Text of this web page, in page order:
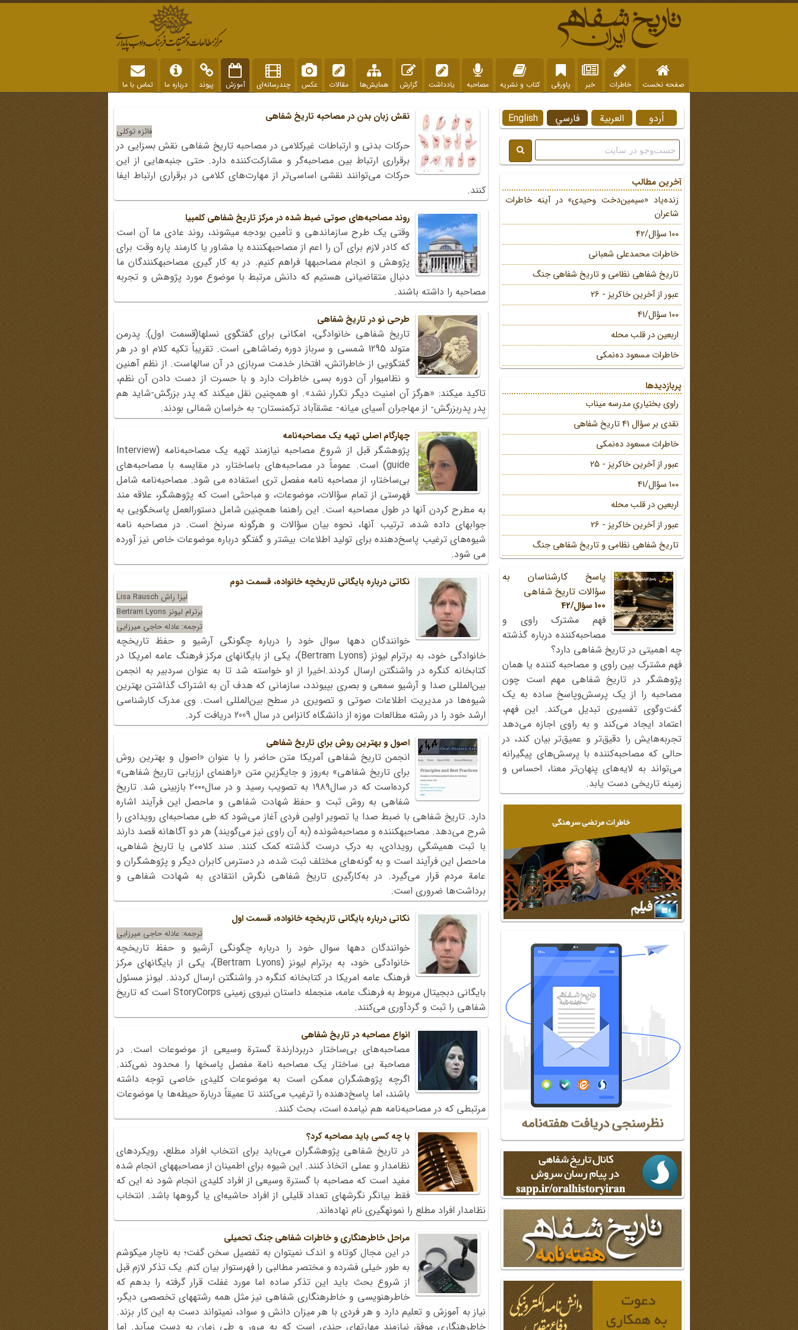
صفحه نخست خاطرات خبر پاورقی کتاب و نشریه مصاحبه یادداشت گزارش همایش‌ها مقالات عکس چندرسانه‌ای آموزش پیوند درباره ما تماس با ما
نقش زبان بدن در مصاحبه تاریخ شفاهی
فائزه توکلی
حرکات بدنی و ارتباطات غیرکلامی در مصاحبه تاریخ شفاهی نقش بسزایی در
برقراری ارتباط بین مصاحبه‌گر و مشارکت‌کننده دارد. حتی جنبه‌هایی از این
حرکات می‌توانند نقشی اساسی‌تر از مهارت‌های کلامی در برقراری ارتباط ایفا
کنند.
روند مصاحبه‏‌های صوتی ضبط شده در مرکز تاریخ شفاهی کلمبیا
وقتی یک طرح سازماندهی و تأمین بودجه می‏شوند، روند عادی ما آن است
که کادر لازم برای آن را اعم از مصاحبه‏کننده ‏یا مشاور یا کارمند پاره وقت برای
پژوهش و انجام مصاحبه‏ها فراهم کنیم. در به کار گیری مصاحبه‏کنندگان ما
دنبال متقاضیانی هستیم که دانش مرتبط با موضوع مورد پژوهش و تجربه
مصاحبه را داشته باشند.
طرحی نو در تاریخ شفاهی
تاریخ شفاهی خانوادگی، امکانی برای گفتگوی نسل‏ها(قسمت اول): پدرمن
متولد 1295 شمسی و سرباز دوره رضاشاهی است. تقریباً تکیه کلام او در هر
گفتگویی از خاطراتش، افتخار خدمت سربازی در آن سال‏هاست. از نظم آهنین
و نظامی‏وار آن دوره بسی خاطرات دارد و با حسرت از دست دادن آن نظم،
تاکید می‏کند: «هرگز آن امنیت دیگر تکرار نشد». او همچنین نقل می‏کند که پدر بزرگش-شاید هم
پدر پدربزرگش- از مهاجران آسیای میانه- عشق‏آباد ترکمنستان- به خراسان شمالی بودند.
چهارگام‌ اصلی‌ تهیه یک‌ مصاحبه‌نامه
پژوهشگر قبل‌ از شروع‌ مصاحبه‌ نیازمند تهیه‌ یک‌ مصاحبه‌نامه (Interview
guide) است. عموماً در مصاحبه‌های‌ باساختار، در مقایسه با‌ مصاحبه‌های
بی‌ساختار، از مصاحبه نامه مفصل تری استفاده می شود. مصاحبه‌نامه شامل
فهرستی‌ از تمام‌ سؤالات‌، موضوعات‌، و مباحثی‌ است‌ که‌ پژوهشگر، علاقه مند
به‌ مطرح کردن‌ آنها در طول‌ مصاحبه‌ است‌. این‌ راهنما همچنین‌ شامل‌ دستورالعمل‌ پاسخگویی‌ به‌
جواب‏های‌ داده‌ شده‌، ترتیب‌ آنها، نحوه‌ بیان‌ سؤالات و هرگونه‌ سرنخ‌ است‌. در مصاحبه نامه
شیوه‌های‌ ترغیب‌ پاسخ‌دهنده‌ برای‌ تولید اطلاعات‌ بیشتر و گفتگو درباره‌ موضوعات‌ خاص نیز آورده
می شود.
نکاتی درباره بایگانی تاریخچه خانواده، قسمت دوم
لیزا راش Lisa Rausch
برترام لیونز Bertram Lyons
ترجمه: عادله حاجی میرزایی
خوانندگان دهها سوال خود را درباره چگونگی آرشیو و حفظ تاریخچه
خانوادگی خود، به برترام لیونز (Bertram Lyons)، یکی از بایگانهای مرکز فرهنگ عامه امریکا در
کتابخانه کنگره در واشنگتن ارسال کردند.اخیرا از او خواسته شد تا به عنوان سردبیر به انجمن
بین‌المللی صدا و آرشیو سمعی و بصری بپیوندد، سازمانی که هدف آن به اشتراک ‌گذاشتن بهترین
شیوه‌ها در مدیریت اطلاعات صوتی و تصویری در سطح بین‌المللی است. وی مدرک کارشناسی
ارشد خود را در رشته مطالعات موزه از دانشگاه کانزاس در سال 2009 دریافت کرد.
اصول و بهترین روش برای تاریخ شفاهی‌
انجمن تاریخ شفاهی آمریکا متن حاضر را با عنوان «اصول و بهترین روش
برای تاریخ شفاهی» به‌روز و جایگزینِ متن «راهنمای ارزیابی تاریخ شفاهی»
کرده‌است که در سال۱۹۸۹ به تصویب رسید و در سال۲۰۰۰ بازبینی شد. تاریخ
شفاهی به روش ثبت و حفظ شهادت شفاهی و ماحصل این فرآیند اشاره
دارد. تاریخ شفاهی با ضبط صدا یا تصویر اولین فردی آغاز می‌شود که طی مصاحبه‌‌ای رویدادی را
شرح می‌دهد. مصاحبه‏کننده و مصاحبه‌شونده (به آن راوی نیز می‌گویند) هر دو آگاهانه قصد دارند
با ثبت همیشگیِ رویدادی، به درکِ درست گذشته کمک کنند. سند کلامی یا تاریخ شفاهی،
ماحصل این فرآیند است و به گونه‌های مختلف ثبت شده، در دسترس کابران دیگر و پژوهشگران و
عامة مردم قرار می‌‌گیرد. در به‌کارگیری تاریخ شفاهی نگرش انتقادی به شهادت شفاهی و
برداشت‌ها ضروری است.
نکاتی درباره بایگانی تاریخچه خانواده، قسمت اول
ترجمه: عادله حاجی میرزایی
خوانندگان دهها سوال خود را درباره چگونگی آرشیو و حفظ تاریخچه
خانوادگی خود، به برترام لیونز (Bertram Lyons)، یکی از بایگانهای مرکز
فرهنگ عامه امریکا در کتابخانه کنگره در واشنگتن ارسال کردند. لیونز مسئول
بایگانی دبجیتال مربوط به فرهنگ عامه، منجمله داستان نیروی زمینی StoryCorps است که تاریخ
شفاهی را ثبت و گردآوری می‌کنند.
انواع مصاحبه‌ در تاریخ شفاهی
مصاحبه‌های‌ بی‌ساختار دربردارندة‌ گسترة‌ وسیعی‌ از موضوعات‌ است.‌ در
مصاحبة بی ساختار یک‌ مصاحبه نامة‌ مفصل‌ پاسخها را محدود نمی‌کند.
اگرچه‌ پژوهشگران‌ ممکن‌ است‌ به‌ موضوعات‌ کلیدی‌ خاصی‌ توجه‌ داشته‌
باشند، اما پاسخ‌دهنده‌ را ترغیب‌ می‌کنند تا عمیقاً دربارة‌ حیطه‌ها یا موضوعات‌
مرتبطی که‌ در مصاحبه‌نامه هم نیامده‌ است، بحث‌ کنند.
با چه کسی باید مصاحبه کرد؟
در تاریخ شفاهی پژوهشگران می‌باید برای انتخاب افراد مطلع، رویکردهای
نظامدار و عملی اتخاذ کنند. این شیوه برای اطمینان از مصاحبه‏ها‏ی انجام شده
مفید است که مصاحبه با گسترة وسیعی از افراد کلیدی انجام شود نه این که
فقط بیانگر نگرش‏های تعداد قلیلی از افراد حاشیه‌ای یا گروه‏ها‏ باشد. انتخاب
نظامدار افراد مطلع را نمونه‏گیری نام نهاده‌اند.
مراحل خاطره‏نگاری و خاطرات شفاهی جنگ تحمیلی
در این مجال کوتاه و اندک نمی‏توان به تفصیل سخن گفت؛ به ناچار می‏کوشم
به طور خیلی فشرده و مختصر مطالبی را فهرست‏وار بیان کنم. یک تذکر لازم قبل
از شروع بحث باید این تذکر ساده اما مورد غفلت قرار گرفته را بدهم که
خاطره‏نویسی و خاطره‏نگاری شفاهی نیز مثل همه رشته‏ها‏ی تخصصی دیگر،
نیاز به آموزش و تعلیم دارد و هر فردی با هر میزان دانش و سواد، نمی‏تواند دست به این کار بزند.
خاطره‏نگاری موفق نیازمند مهارت‏ها‏ی چندی است که به مرور و طی زمان به دست می‏آید. اما
English فارسي العربية اُردو
آخرین مطالب
زنده‌یاد «سیمین‌دخت وحیدی» در آینه خاطرات
شاعران
100 سؤال/42
خاطرات محمد‌علی شعبانی
تاریخ شفاهی نظامی و تاریخ شفاهی جنگ
عبور از آخرین خاکریز - 26
100 سؤال/41
اربعین در قلب محله
خاطرات مسعود ده‌نمکی
پربازدیدها
راوی بختیاریِ مدرسه میناب
نقدی بر سؤال 41 تاریخ شفاهی
خاطرات مسعود ده‌نمکی
عبور از آخرین خاکریز - 25
100 سؤال/41
اربعین در قلب محله
عبور از آخرین خاکریز - 26
تاریخ شفاهی نظامی و تاریخ شفاهی جنگ
پاسخ کارشناسان به
سؤالات تاریخ شفاهی
100 سؤال/42
فهم مشترک راوی و
مصاحبه‌کننده درباره گذشته
چه اهمیتی در تاریخ شفاهی دارد؟
فهم مشترک بین راوی و مصاحبه کننده یا همان
پژوهشگر در تاریخ شفاهی مهم است چون
مصاحبه را از یک پرسش‌وپاسخ ساده به یک
گفت‌وگوی تفسیری تبدیل می‌کند. این فهم،
اعتماد ایجاد می‌کند و به راوی اجازه می‌دهد
تجربه‌هایش را دقیق‌تر و عمیق‌تر بیان کند، در
حالی که مصاحبه‌کننده با پرسش‌های پیگیرانه
می‌تواند به لایه‌های پنهان‌تر معنا، احساس و
زمینه تاریخی دست یابد.